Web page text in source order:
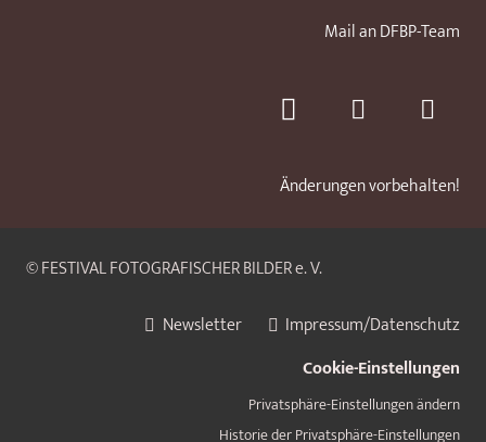
Mail an DFBP-Team
Änderungen vorbehalten!
© FESTIVAL FOTOGRAFISCHER BILDER e. V.
Newsletter
Impressum/Datenschutz
Cookie-Einstellungen
Privatsphäre-Einstellungen ändern
Historie der Privatsphäre-Einstellungen